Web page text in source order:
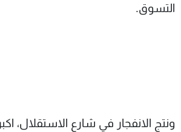
التسوق.
ونتج الانفجار في شارع الاستقلال،